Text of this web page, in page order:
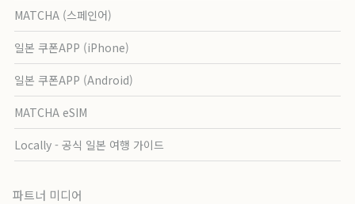
MATCHA (스페인어)
일본 쿠폰APP (iPhone)
일본 쿠폰APP (Android)
MATCHA eSIM
Locally - 공식 일본 여행 가이드
파트너 미디어